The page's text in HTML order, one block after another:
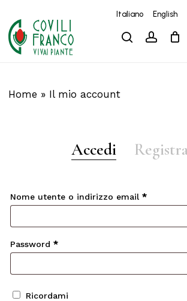
main
content
Italiano English
search
Carrello
Home » Il mio account
Accedi
Nome utente o indirizzo email *
Password *
Ricordami